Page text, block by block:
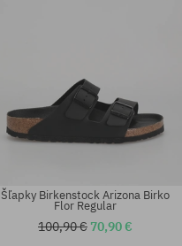
Šľapky Birkenstock Arizona Birko
Flor Regular
100,90 € 70,90 €